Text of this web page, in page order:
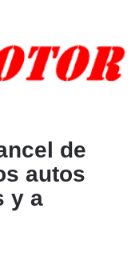
de
autos
y a